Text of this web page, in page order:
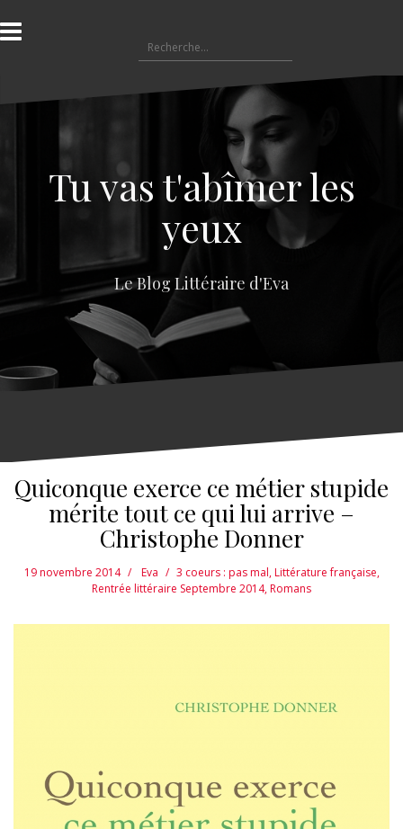
l
a
e
e
Tu vas t'abîmer les
yeux
Le Blog Littéraire d'Eva
Quiconque exerce ce métier stupide
mérite tout ce qui lui arrive –
Christophe Donner
19 novembre 2014 Eva 3 coeurs : pas mal,Littérature française,
Rentrée littéraire Septembre 2014,Romans